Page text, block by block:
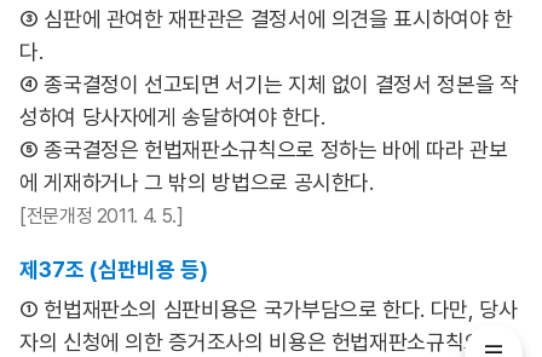
③ 심판에 관여한 재판관은 결정서에 의견을 표시하여야 한
다.
④ 종국결정이 선고되면 서기는 지체 없이 결정서 정본을 작
성하여 당사자에게 송달하여야 한다.
⑤ 종국결정은 헌법재판소규칙으로 정하는 바에 따라 관보
에 게재하거나 그 밖의 방법으로 공시한다.
[전문개정 2011. 4. 5.]
제37조 (심판비용 등)
① 헌법재판소의 심판비용은 국가부담으로 한다. 다만, 당사
자의 신청에 의한 증거조사의 비용은 헌법재판소규칙으로